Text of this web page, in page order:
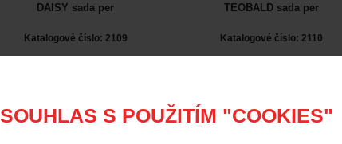
SOUHLAS S POUŽITÍM "COOKIES"
DAISY sada per
Katalogové číslo: 2109
89,00 Kč bez DPH
TEOBALD sada per
Katalogové číslo: 2110
213,00 Kč bez DPH